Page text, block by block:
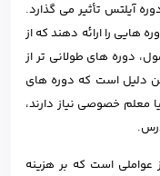
آیلتس تأثیر می گذارد.
را ارائه دهند که از
دوره های طولانی تر از
دلیل است که دوره های
معلم خصوصی نیاز دارند،
است که بر هزینه